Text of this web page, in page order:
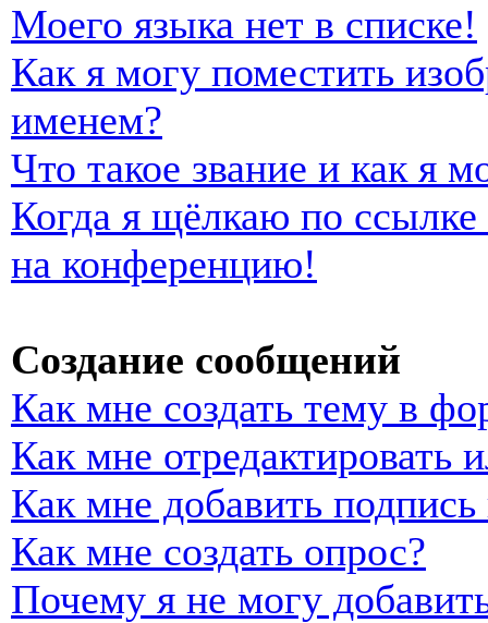
Моего языка нет в списке!
Как я могу поместить
именем?
Что такое звание и как я
Когда я щёлкаю по
на конференцию!
Создание сообщений
Как мне создать тему в
Как мне отредактировать
Как мне добавить
Как мне создать опрос?
Почему я не могу